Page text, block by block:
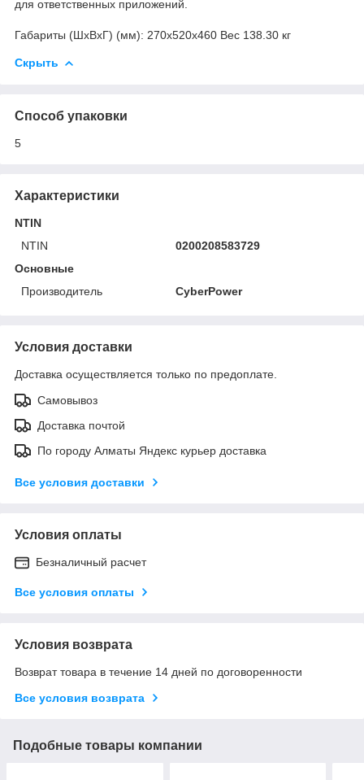
для ответственных приложений.
Габариты (ШхВхГ) (мм): 270х520х460 Вес 138.30 кг
Скрыть
Способ упаковки
5
Характеристики
NTIN
NTIN
0200208583729
Основные
Производитель
CyberPower
Условия доставки
Доставка осуществляется только по предоплате.
Самовывоз
Доставка почтой
По городу Алматы Яндекс курьер доставка
Все условия доставки
Условия оплаты
Безналичный расчет
Все условия оплаты
Условия возврата
Возврат товара в течение 14 дней по договоренности
Все условия возврата
Подобные товары компании